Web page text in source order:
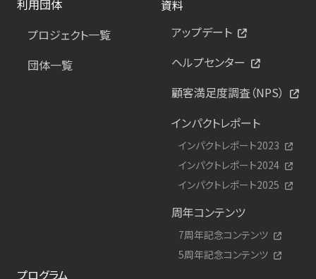
利用団体
プロジェクト一覧
団体一覧
資料
アップデート
ヘルプセンター
顧客満足度調査（NPS）
インパクトレポート
インパクトレポート2023
インパクトレポート2024
インパクトレポート2025
周年コンテンツ
7周年記念コンテンツ
5周年記念コンテンツ
プログラム